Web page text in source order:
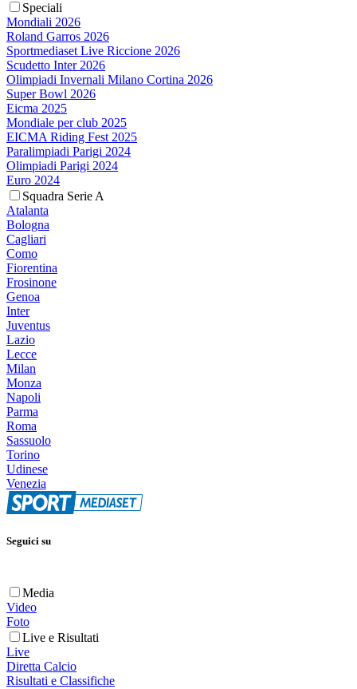
Speciali
Mondiali 2026
Roland Garros 2026
Sportmediaset Live Riccione 2026
Scudetto Inter 2026
Olimpiadi Invernali Milano Cortina 2026
Super Bowl 2026
Eicma 2025
Mondiale per club 2025
EICMA Riding Fest 2025
Paralimpiadi Parigi 2024
Olimpiadi Parigi 2024
Euro 2024
Squadra Serie A
Atalanta
Bologna
Cagliari
Como
Fiorentina
Frosinone
Genoa
Inter
Juventus
Lazio
Lecce
Milan
Monza
Napoli
Parma
Roma
Sassuolo
Torino
Udinese
Venezia
Seguici su
Media
Video
Foto
Live e Risultati
Live
Diretta Calcio
Risultati e Classifiche